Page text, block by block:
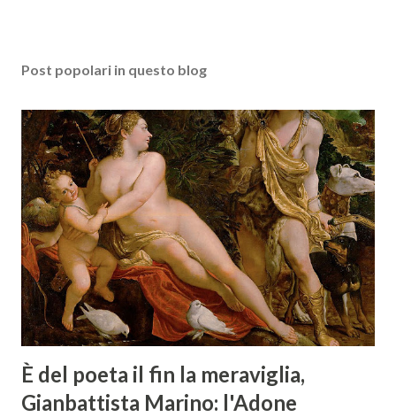
Post popolari in questo blog
È del poeta il fin la meraviglia,
Gianbattista Marino: l'Adone